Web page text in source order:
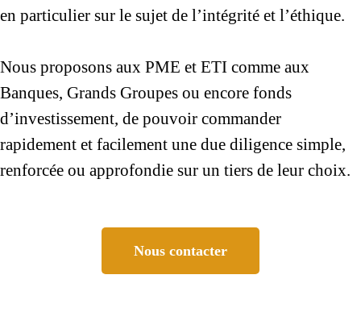
en particulier sur le sujet de l’intégrité et l’éthique.
Nous proposons aux PME et ETI comme aux
Banques, Grands Groupes ou encore fonds
d’investissement, de pouvoir commander
rapidement et facilement une due diligence simple,
renforcée ou approfondie sur un tiers de leur choix.
Nous contacter